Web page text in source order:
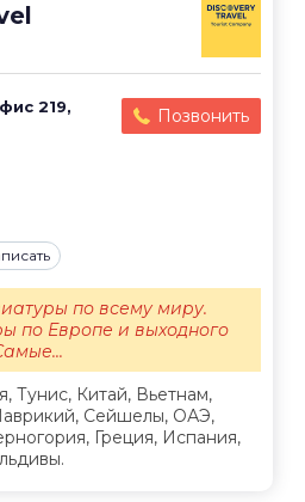
219,
Позвонить
Тунис, Китай, Вьетнам,
Сейшелы, ОАЭ,
Греция, Испания,
по всему миру.
по Европе и выходного